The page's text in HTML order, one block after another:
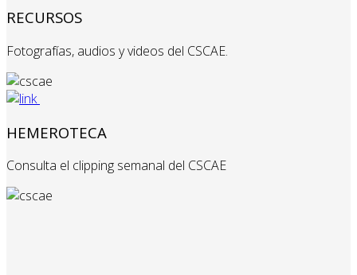
RECURSOS
Fotografías, audios y videos del CSCAE.
HEMEROTECA
Consulta el clipping semanal del CSCAE